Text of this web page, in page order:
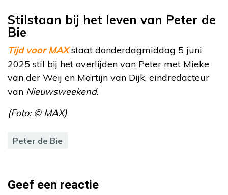
Stilstaan bij het leven van Peter de
Bie
Tijd voor MAX staat donderdagmiddag 5 juni
2025 stil bij het overlijden van Peter met Mieke
van der Weij en Martijn van Dijk, eindredacteur
van Nieuwsweekend.
(Foto: © MAX)
Peter de Bie
Geef een reactie